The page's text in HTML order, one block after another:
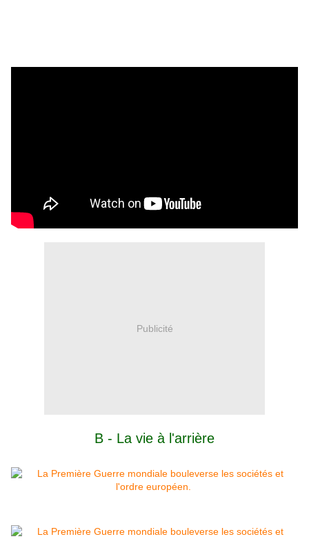
Publicité
B - La vie à l'arrière